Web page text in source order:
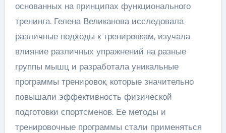
основанных на принципах функционального
тренинга. Гелена Великанова исследовала
различные подходы к тренировкам, изучала
влияние различных упражнений на разные
группы мышц и разработала уникальные
программы тренировок, которые значительно
повышали эффективность физической
подготовки спортсменов. Ее методы и
тренировочные программы стали применяться